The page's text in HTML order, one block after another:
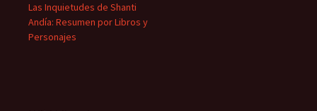
Las Inquietudes de Shanti
Andía: Resumen por Libros y
Personajes